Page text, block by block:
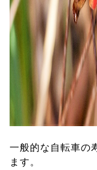
一般的な自転車の
ます。